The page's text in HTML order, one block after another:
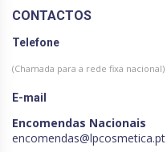
CONTACTOS
Telefone
(Chamada para a rede fixa nacional)
E-mail
Encomendas Nacionais
encomendas@lpcosmetica.pt